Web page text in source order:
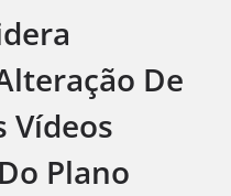
De
Vídeos
Plano